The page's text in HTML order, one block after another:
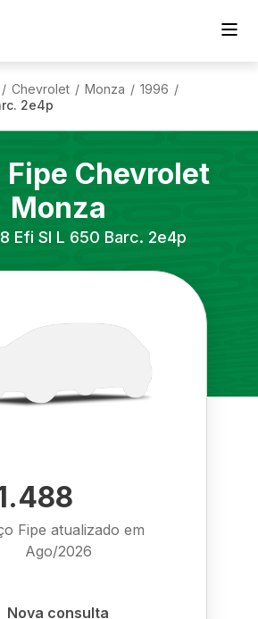
/ Chevrolet / Monza / 1996 /
2e4p
Fipe Chevrolet
Monza
Efi Sl L 650 Barc. 2e4p
Fipe atualizado em
Ago/2026
Nova consulta